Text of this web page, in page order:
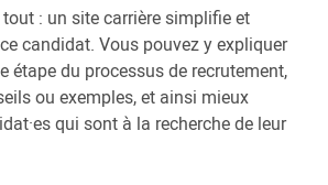
tout : un site carrière simplifie et
candidat. Vous pouvez y expliquer
étape du processus de recrutement,
ou exemples, et ainsi mieux
qui sont à la recherche de leur